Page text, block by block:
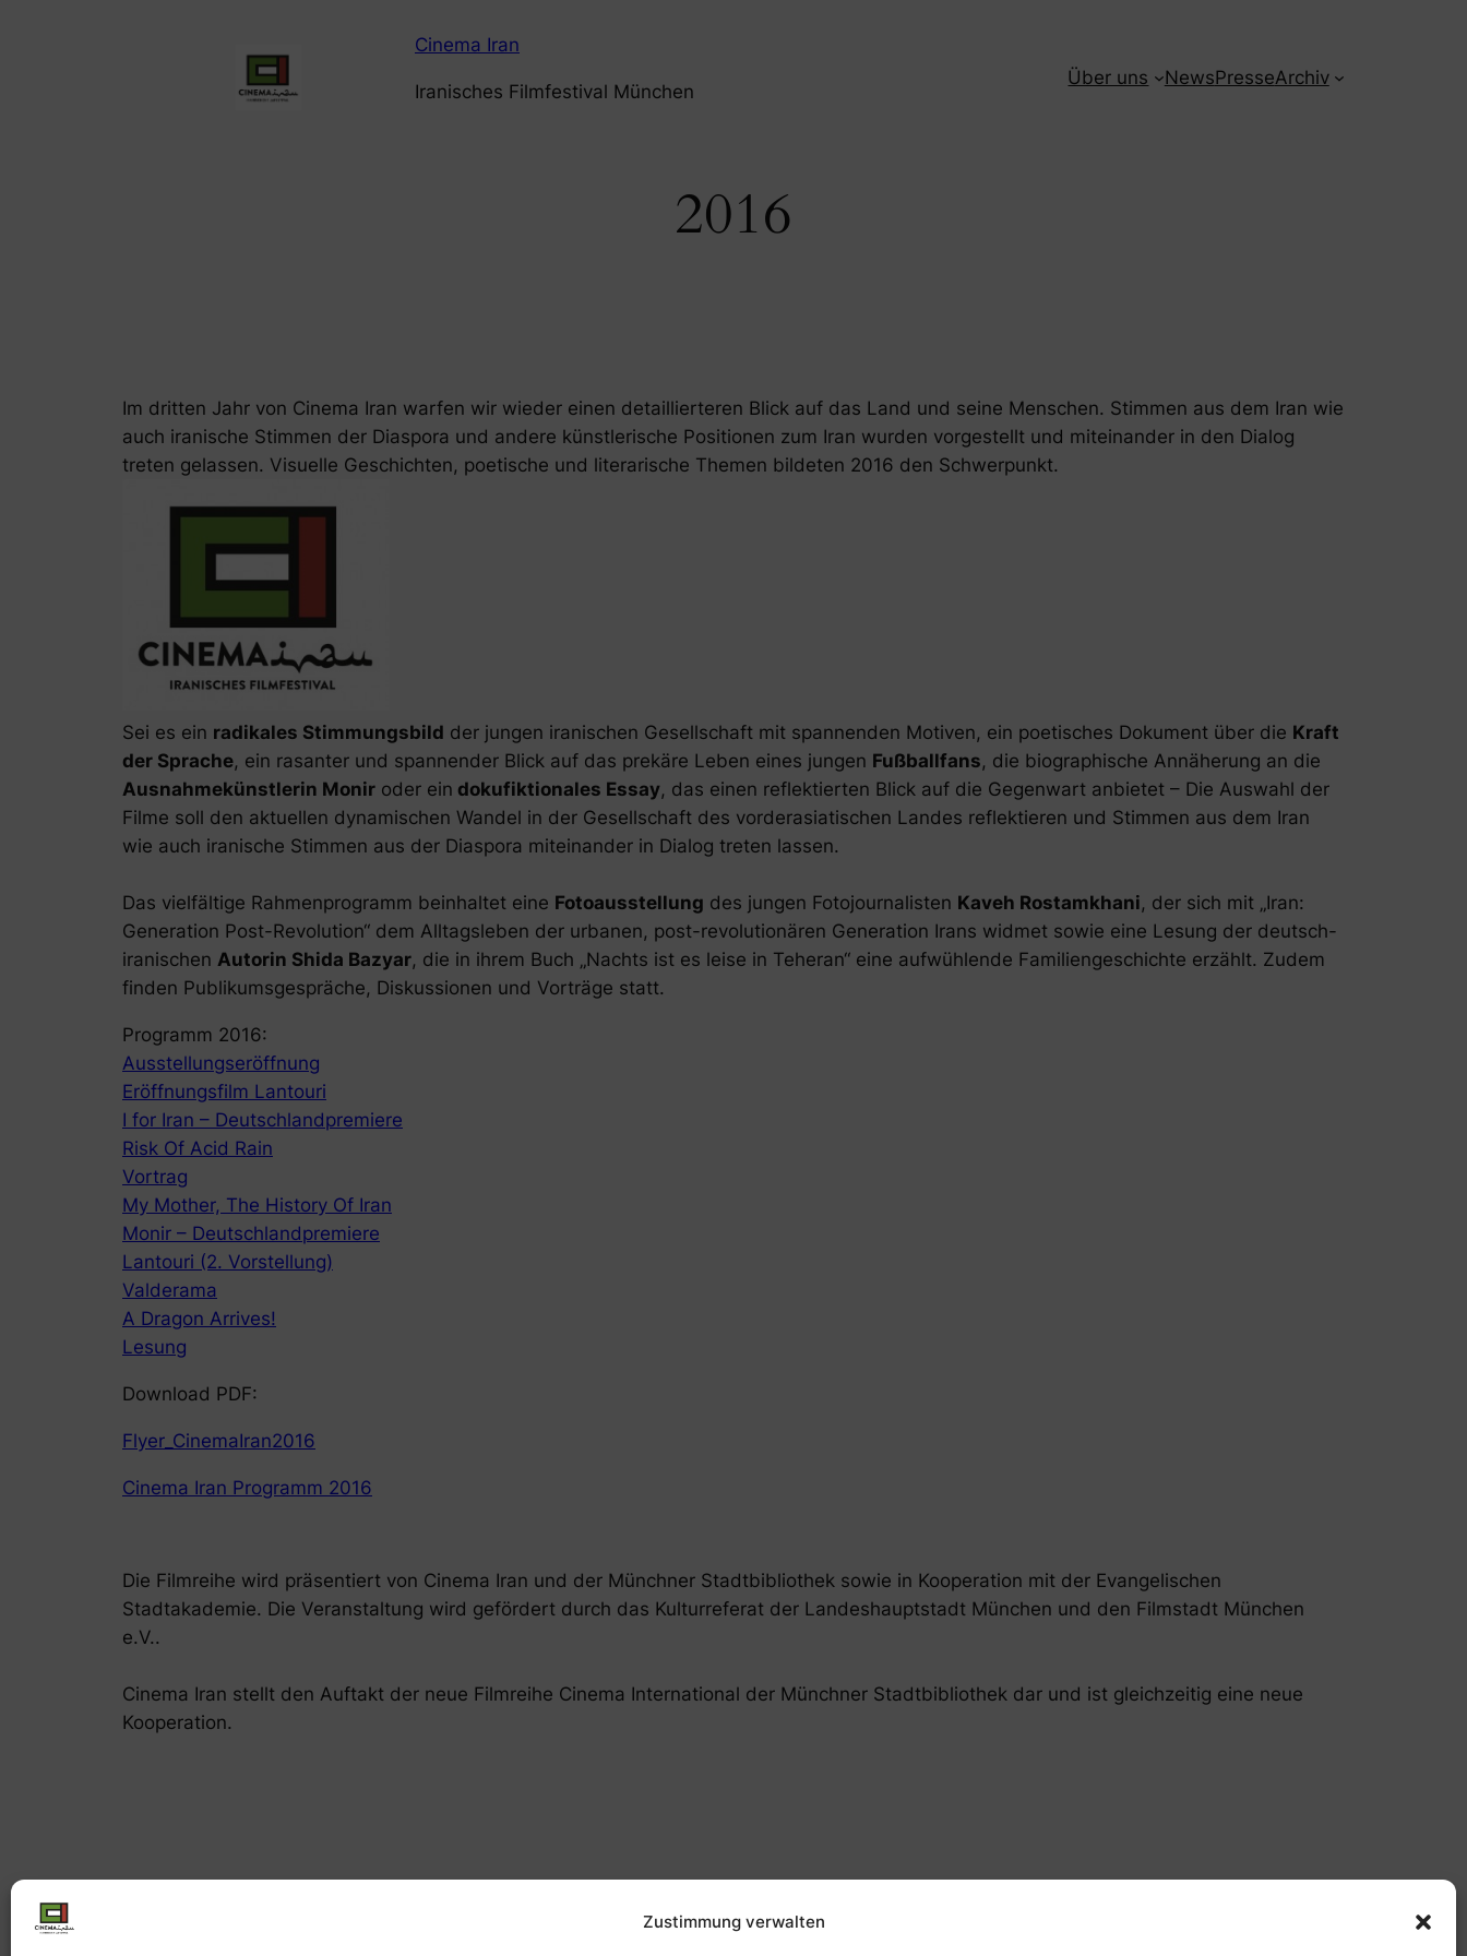
Zustimmung verwalten
Cinema Iran
Iranisches Filmfestival München
Über uns NewsPresseArchiv
2016
Im dritten Jahr von Cinema Iran warfen wir wieder einen detaillierteren Blick auf das Land und seine Menschen. Stimmen aus dem Iran wie
auch iranische Stimmen der Diaspora und andere künstlerische Positionen zum Iran wurden vorgestellt und miteinander in den Dialog
treten gelassen. Visuelle Geschichten, poetische und literarische Themen bildeten 2016 den Schwerpunkt.
Sei es ein radikales Stimmungsbild der jungen iranischen Gesellschaft mit spannenden Motiven, ein poetisches Dokument über die Kraft
der Sprache, ein rasanter und spannender Blick auf das prekäre Leben eines jungen Fußballfans, die biographische Annäherung an die
Ausnahmekünstlerin Monir oder ein dokufiktionales Essay, das einen reflektierten Blick auf die Gegenwart anbietet – Die Auswahl der
Filme soll den aktuellen dynamischen Wandel in der Gesellschaft des vorderasiatischen Landes reflektieren und Stimmen aus dem Iran
wie auch iranische Stimmen aus der Diaspora miteinander in Dialog treten lassen.
Das vielfältige Rahmenprogramm beinhaltet eine Fotoausstellung des jungen Fotojournalisten Kaveh Rostamkhani, der sich mit „Iran:
Generation Post-Revolution“ dem Alltagsleben der urbanen, post-revolutionären Generation Irans widmet sowie eine Lesung der deutsch-
iranischen Autorin Shida Bazyar, die in ihrem Buch „Nachts ist es leise in Teheran“ eine aufwühlende Familiengeschichte erzählt. Zudem
finden Publikumsgespräche, Diskussionen und Vorträge statt.
Programm 2016:
Ausstellungseröffnung
Eröffnungsfilm Lantouri
I for Iran – Deutschlandpremiere
Risk Of Acid Rain
Vortrag
My Mother, The History Of Iran
Monir – Deutschlandpremiere
Lantouri (2. Vorstellung)
Valderama
A Dragon Arrives!
Lesung
Download PDF:
Flyer_CinemaIran2016
Cinema Iran Programm 2016
Die Filmreihe wird präsentiert von Cinema Iran und der Münchner Stadtbibliothek sowie in Kooperation mit der Evangelischen
Stadtakademie. Die Veranstaltung wird gefördert durch das Kulturreferat der Landeshauptstadt München und den Filmstadt München
e.V..
Cinema Iran stellt den Auftakt der neue Filmreihe Cinema International der Münchner Stadtbibliothek dar und ist gleichzeitig eine neue
Kooperation.
Cinema Iran